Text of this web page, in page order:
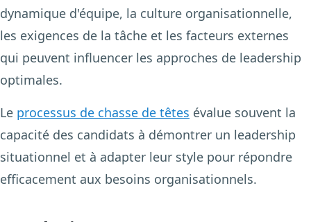
dynamique d'équipe, la culture organisationnelle,
les exigences de la tâche et les facteurs externes
qui peuvent influencer les approches de leadership
optimales.
Le processus de chasse de têtes évalue souvent la
capacité des candidats à démontrer un leadership
situationnel et à adapter leur style pour répondre
efficacement aux besoins organisationnels.